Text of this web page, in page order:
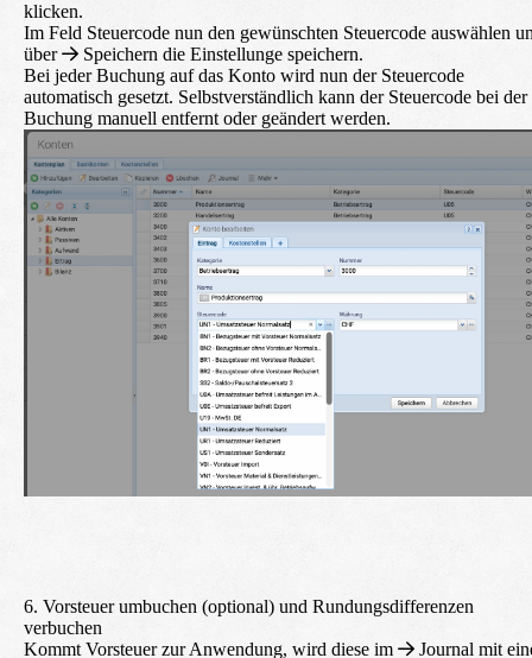
klicken.
Im Feld Steuercode nun den gewünschten Steuercode auswählen
über
Speichern die Einstellunge speichern.
Bei jeder Buchung auf das Konto wird nun der Steuercode
automatisch gesetzt. Selbstverständlich kann der Steuercode bei der
Buchung manuell entfernt oder geändert werden.
6. Vorsteuer umbuchen (optional) und Rundungsdifferenzen
verbuchen
Kommt Vorsteuer zur Anwendung, wird diese im
Journal mit